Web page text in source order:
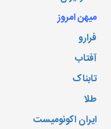
میهن امروز
فرارو
آفتاب
تابناک
طلا
ایران اکونومیست